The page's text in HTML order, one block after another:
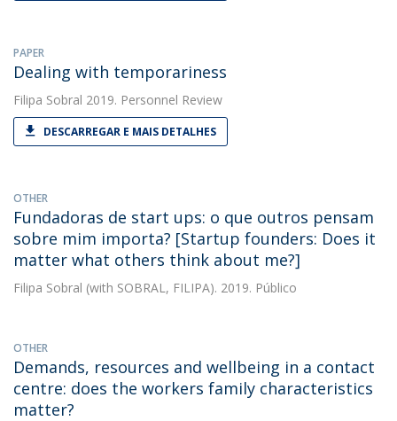
PAPER
Dealing with temporariness
Filipa Sobral 2019. Personnel Review
DESCARREGAR E MAIS DETALHES
OTHER
Fundadoras de start ups: o que outros pensam
sobre mim importa? [Startup founders: Does it
matter what others think about me?]
Filipa Sobral (with SOBRAL, FILIPA). 2019. Público
OTHER
Demands, resources and wellbeing in a contact
centre: does the workers family characteristics
matter?